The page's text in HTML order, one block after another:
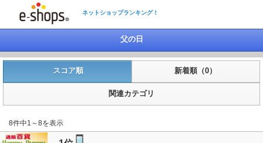
ネットショップランキング！
父の日
スコア順 新着順（0）
関連カテゴリ
8件中1～8を表示